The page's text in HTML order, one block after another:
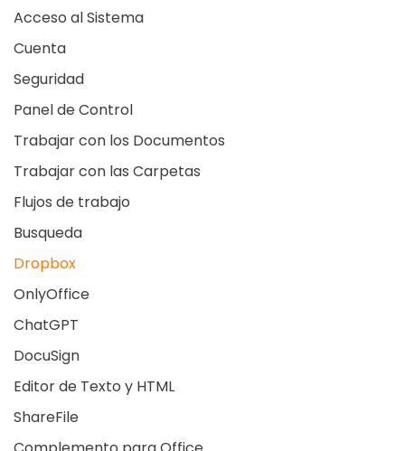
Acceso al Sistema
Cuenta
Seguridad
Panel de Control
Trabajar con los Documentos
Trabajar con las Carpetas
Flujos de trabajo
Busqueda
Dropbox
OnlyOffice
ChatGPT
DocuSign
Editor de Texto y HTML
ShareFile